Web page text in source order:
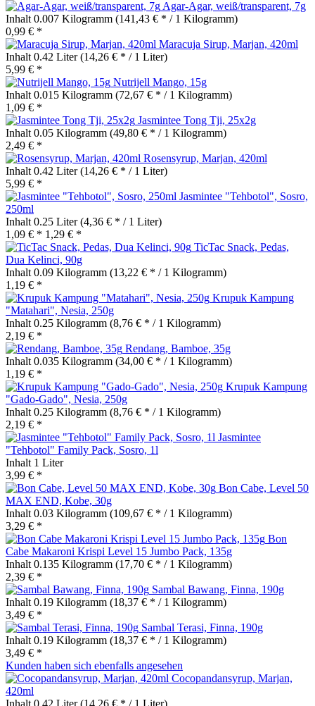
Agar-Agar, weiß/transparent, 7g
Inhalt 0.007 Kilogramm (141,43 € * / 1 Kilogramm)
0,99 € *
Maracuja Sirup, Marjan, 420ml
Inhalt 0.42 Liter(14,26 € * / 1 Liter)
5,99 € *
Nutrijell Mango, 15g
Inhalt 0.015 Kilogramm (72,67 € * / 1 Kilogramm)
1,09 € *
Jasmintee Tong Tji, 25x2g
Inhalt 0.05 Kilogramm (49,80 € * / 1 Kilogramm)
2,49 € *
Rosensyrup, Marjan, 420ml
Inhalt 0.42 Liter(14,26 € * / 1 Liter)
5,99 € *
Jasmintee "Tehbotol", Sosro,
250ml
Inhalt 0.25 Liter(4,36 € * / 1 Liter)
1,09 € * 1,29 € *
TicTac Snack, Pedas,
Dua Kelinci, 90g
Inhalt 0.09 Kilogramm (13,22 € * / 1 Kilogramm)
1,19 € *
Krupuk Kampung
"Matahari", Nesia, 250g
Inhalt 0.25 Kilogramm (8,76 € * / 1 Kilogramm)
2,19 € *
Rendang, Bamboe, 35g
Inhalt 0.035 Kilogramm (34,00 € * / 1 Kilogramm)
1,19 € *
Krupuk Kampung
"Gado-Gado", Nesia, 250g
Inhalt 0.25 Kilogramm (8,76 € * / 1 Kilogramm)
2,19 € *
Jasmintee
"Tehbotol" Family Pack, Sosro, 1l
Inhalt 1 Liter
3,99 € *
Bon Cabe, Level 50
MAX END, Kobe, 30g
Inhalt 0.03 Kilogramm (109,67 € * / 1 Kilogramm)
3,29 € *
Bon
Cabe Makaroni Krispi Level 15 Jumbo Pack, 135g
Inhalt 0.135 Kilogramm (17,70 € * / 1 Kilogramm)
2,39 € *
Sambal Bawang, Finna, 190g
Inhalt 0.19 Kilogramm (18,37 € * / 1 Kilogramm)
3,49 € *
Sambal Terasi, Finna, 190g
Inhalt 0.19 Kilogramm (18,37 € * / 1 Kilogramm)
3,49 € *
Kunden haben sich ebenfalls angesehen
Cocopandansyrup, Marjan,
420ml
Inhalt 0.42 Liter(14,26 € * / 1 Liter)